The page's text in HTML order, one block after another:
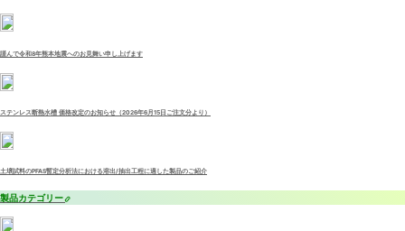
謹んで令和8年熊本地震へのお見舞い申し上げます
ステンレス断熱水槽 価格改定のお知らせ（2026年6月15日ご注文分より）
土壌試料のPFAS暫定分析法における溶出/抽出工程に適した製品のご紹介
製品カテゴリー